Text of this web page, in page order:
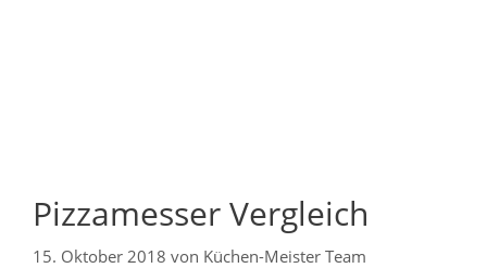
Pizzamesser Vergleich
15. Oktober 2018 von Küchen-Meister Team